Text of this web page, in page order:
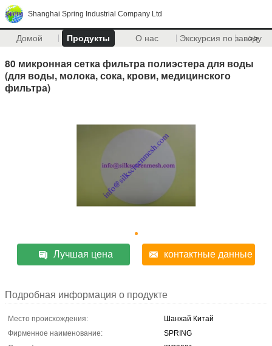
Shanghai Spring Industrial Company Ltd
Домой Продукты О нас Экскурсия по заводу
>>
80 микронная сетка фильтра полиэстера для воды
(для воды, молока, сока, крови, медицинского
фильтра)
Лучшая цена контактные данные
Подробная информация о продукте
Место происхождения:
Шанхай Китай
Фирменное наименование:
SPRING